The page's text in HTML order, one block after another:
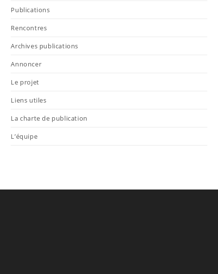
Publications
Rencontres
Archives publications
Annoncer
Le projet
Liens utiles
La charte de publication
L’équipe